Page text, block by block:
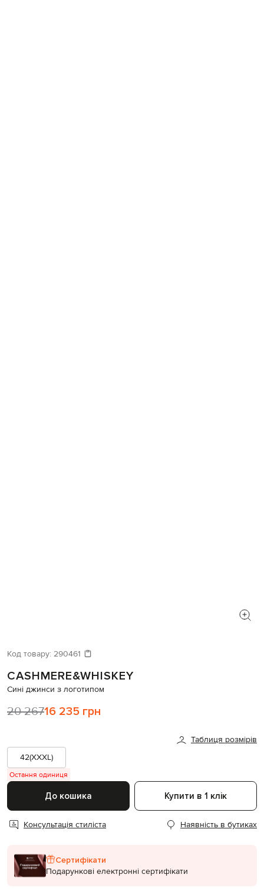
Код товару: 290461
CASHMERE&WHISKEY
Сині джинси з логотипом
20 26716 235 грн
Таблиця розмірів
42(XXXL)
Остання одиниця
До кошика Купити в 1 клік
Консультація стиліста Наявність в бутиках
Сертифікати
Подарункові електронні сертифікати